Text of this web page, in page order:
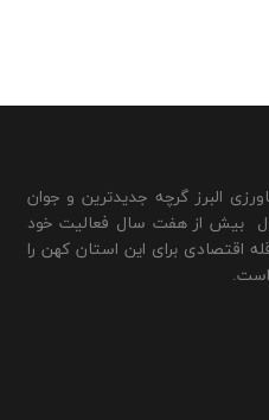
البرز گرچه جدیدترین و جوان
بیش از هفت سال فعالیت خود
برای این استان کهن را
است.